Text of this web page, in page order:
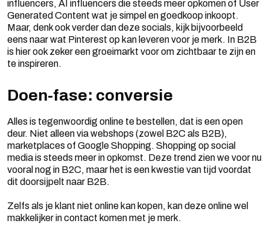
influencers, AI influencers die steeds meer opkomen of User
Generated Content wat je simpel en goedkoop inkoopt.
Maar, denk ook verder dan deze socials, kijk bijvoorbeeld
eens naar wat Pinterest op kan leveren voor je merk. In B2B
is hier ook zeker een groeimarkt voor om zichtbaar te zijn en
te inspireren.
Doen-fase: conversie
Alles is tegenwoordig online te bestellen, dat is een open
deur. Niet alleen via webshops (zowel B2C als B2B),
marketplaces of Google Shopping. Shopping op social
media is steeds meer in opkomst. Deze trend zien we voor nu
vooral nog in B2C, maar het is een kwestie van tijd voordat
dit doorsijpelt naar B2B.
Zelfs als je klant niet online kan kopen, kan deze online wel
makkelijker in contact komen met je merk.